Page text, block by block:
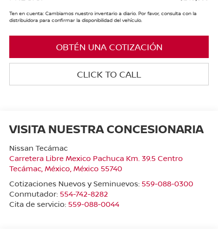
Ten en cuenta: Cambiamos nuestro inventario a diario. Por favor, consulta con la
distribuidora para confirmar la disponibilidad del vehículo.
OBTÉN UNA COTIZACIÓN
CLICK TO CALL
VISITA NUESTRA CONCESIONARIA
Nissan Tecámac
Carretera Libre Mexico Pachuca Km. 39.5 Centro
Tecámac, México, México 55740
Cotizaciones Nuevos y Seminuevos: 559-088-0300
Conmutador: 554-742-8282
Cita de servicio: 559-088-0044